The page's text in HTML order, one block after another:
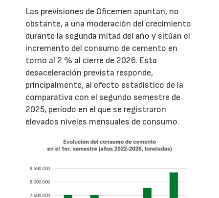
Las previsiones de Oficemen apuntan, no
obstante, a una moderación del crecimiento
durante la segunda mitad del año y sitúan el
incremento del consumo de cemento en
torno al 2 % al cierre de 2026. Esta
desaceleración prevista responde,
principalmente, al efecto estadístico de la
comparativa con el segundo semestre de
2025, período en el que se registraron
elevados niveles mensuales de consumo.